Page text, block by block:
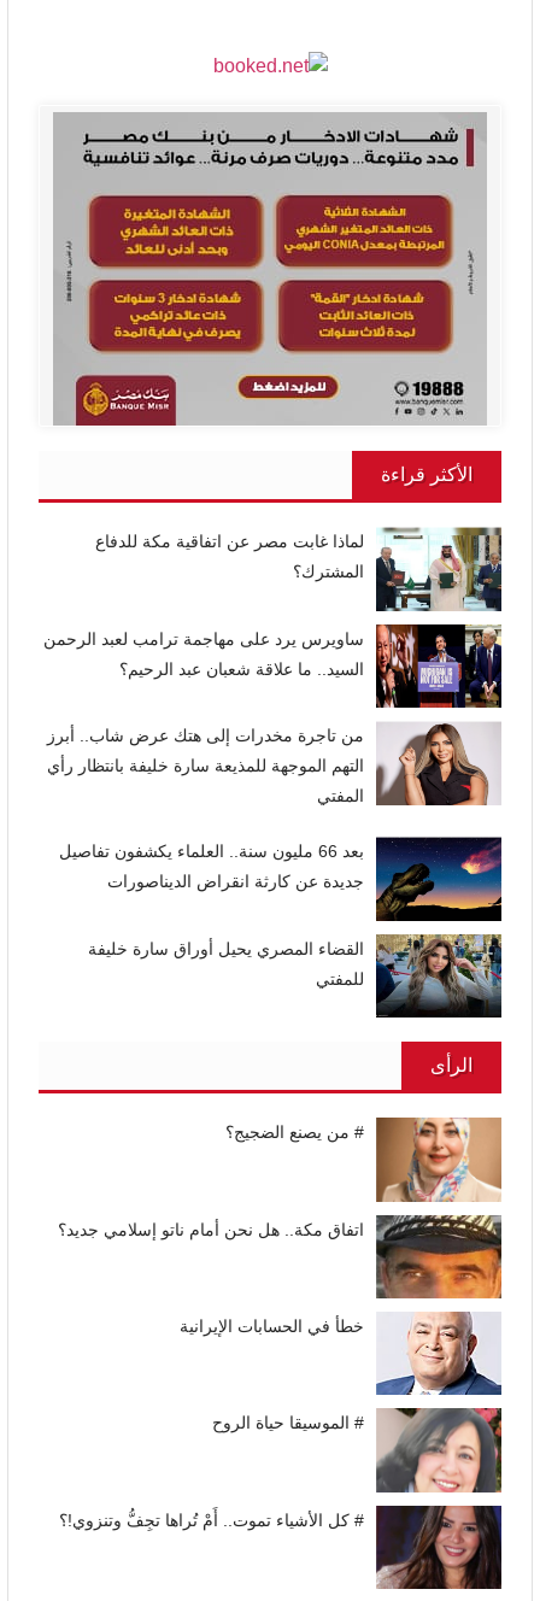
الأكثر قراءة
لماذا غابت مصر عن اتفاقية مكة للدفاع
المشترك؟
ساويرس يرد على مهاجمة ترامب لعبد الرحمن
السيد.. ما علاقة شعبان عبد الرحيم؟
من تاجرة مخدرات إلى هتك عرض شاب.. أبرز
التهم الموجهة للمذيعة سارة خليفة بانتظار رأي
المفتي
بعد 66 مليون سنة.. العلماء يكشفون تفاصيل
جديدة عن كارثة انقراض الديناصورات
القضاء المصري يحيل أوراق سارة خليفة
للمفتي
الرأى
# من يصنع الضجيج؟
اتفاق مكة.. هل نحن أمام ناتو إسلامي جديد؟
خطأ في الحسابات الإيرانية
# الموسيقا حياة الروح
# كل الأشياء تموت.. أَمْ تُراها تجِفُّ وتنزوي!؟